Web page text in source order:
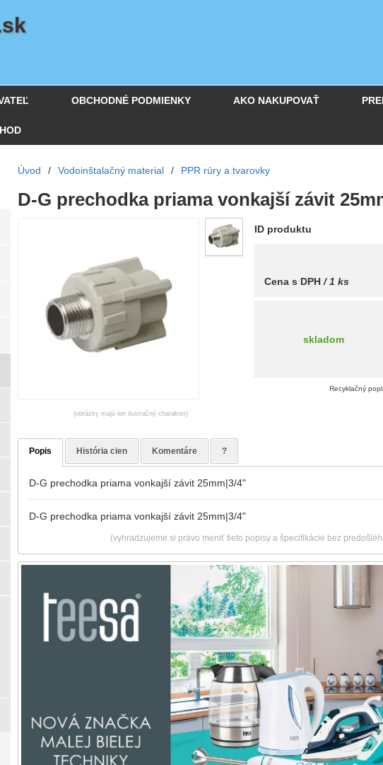
OBCHODNÉ PODMIENKY AKO NAKUPOVAŤ
Úvod / Vodoinštalačný material / PPR rúry a tvarovky
D-G prechodka priama vonkajší závit
(obrázky majú len ilustračný charakter)
ID produktu
Cena s DPH / 1 ks
skladom
Recyklačný
Popis História cien Komentáre ?
D-G prechodka priama vonkajší závit 25mm|3/4"
D-G prechodka priama vonkajší závit 25mm|3/4"
(vyhradzujeme si právo meniť tieto popisy a špecifikácie bez